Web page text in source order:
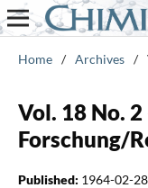
Home / Archives /
Vol. 18 No.
Forschung/
Published: 1964-02-28